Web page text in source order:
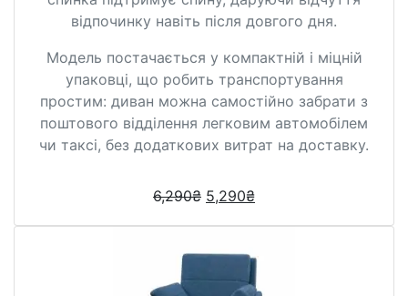
відпочинку навіть після довгого дня.
Модель постачається у компактній і міцній
упаковці, що робить транспортування
простим: диван можна самостійно забрати з
поштового відділення легковим автомобілем
чи таксі, без додаткових витрат на доставку.
6,290₴ 5,290₴